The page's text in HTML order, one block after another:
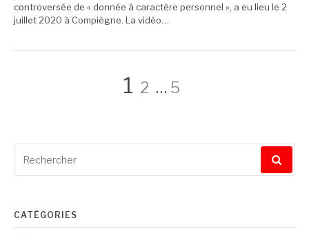
controversée de « donnée à caractère personnel », a eu lieu le 2
juillet 2020 à Compiègne. La vidéo…
Pagination
des
publications
Page
1 Page
2 … Page
5
pour
:
CATÉGORIES